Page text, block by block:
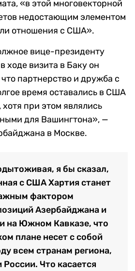
«в этой многовекторной
недостающим элементом
отношения с США».
вице-президенту
визита в Баку он
партнерство и дружба с
время оставались в США
при этом являлись
для Вашингтона», —
в Москве.
я бы сказал,
с США Хартия станет
фактором
Азербайджана и
на Южном Кавказе, что
плане несет с собой
всем странам региона,
России. Что касается